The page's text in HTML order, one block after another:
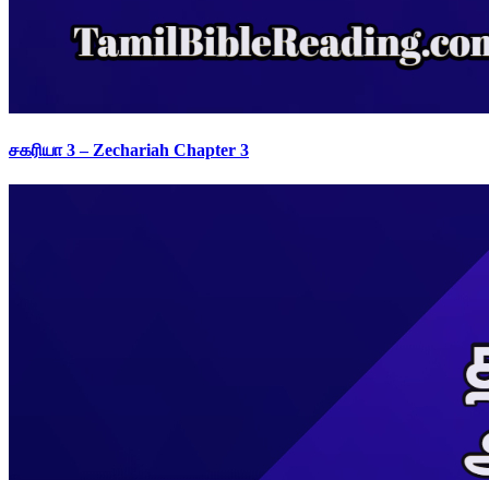
சகரியா 3 – Zechariah Chapter 3